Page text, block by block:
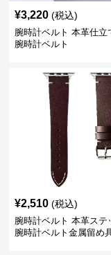
¥3,220 (税込)
腕時計ベルト 本革仕立
腕時計ベルト
¥2,510 (税込)
腕時計ベルト 本革ステ
腕時計ベルト金属留め